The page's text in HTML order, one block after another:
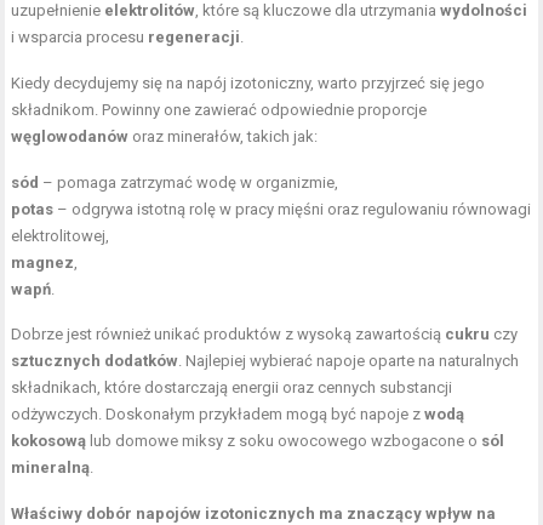
uzupełnienie elektrolitów, które są kluczowe dla utrzymaniawydolności
i wsparcia procesu regeneracji.
Kiedy decydujemy się na napój izotoniczny, warto przyjrzeć się jego
składnikom. Powinny one zawierać odpowiednie proporcje
węglowodanów oraz minerałów, takich jak:
sód – pomaga zatrzymać wodę w organizmie,
potas – odgrywa istotną rolę w pracy mięśni oraz regulowaniu równowagi
elektrolitowej,
magnez,
wapń.
Dobrze jest również unikać produktów z wysoką zawartością cukru czy
sztucznych dodatków. Najlepiej wybierać napoje oparte na naturalnych
składnikach, które dostarczają energii oraz cennych substancji
odżywczych. Doskonałym przykładem mogą być napoje zwodą
kokosową lub domowe miksy z soku owocowego wzbogacone o sól
mineralną.
Właściwy dobór napojów izotonicznych ma znaczący wpływ na